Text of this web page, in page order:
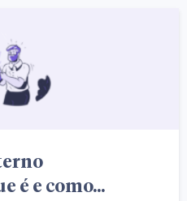
é e como...